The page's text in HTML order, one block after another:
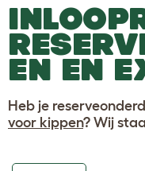
EN EN
Heb je
voor kippen? Wij